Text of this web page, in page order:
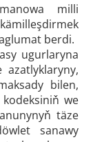
milli
berdi.
ugurlaryna
azatlyklaryny,
bilen,
we
täze
sanawy